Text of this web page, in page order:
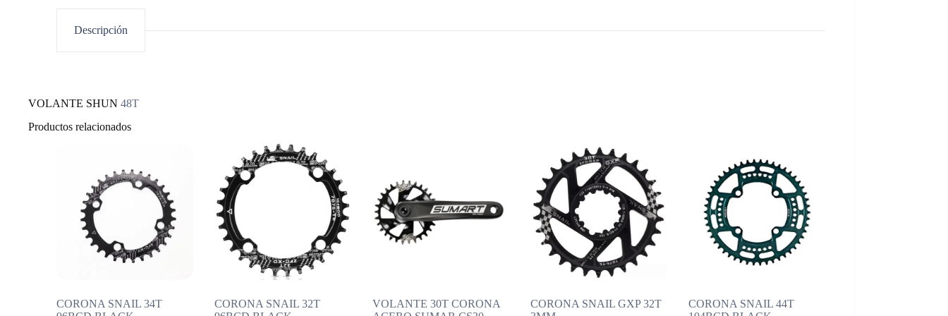
Descripción
VOLANTE SHUN 48T
Productos relacionados
CORONA SNAIL 34T
CORONA SNAIL 32T
VOLANTE 30T CORONA
CORONA SNAIL GXP 32T
CORONA SNAIL 44T